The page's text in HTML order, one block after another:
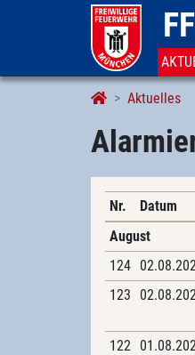
Aktuelles
Alarmierungen
Nr. Datum
August
124
123
122